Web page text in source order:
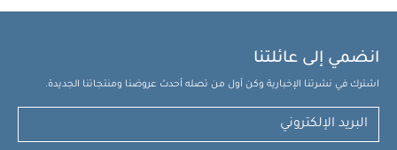
انضمي إلى عائلتنا
اشترك في نشرتنا الإخبارية وكن أول من تصله أحدث عروضنا ومنتجاتنا الجديدة.